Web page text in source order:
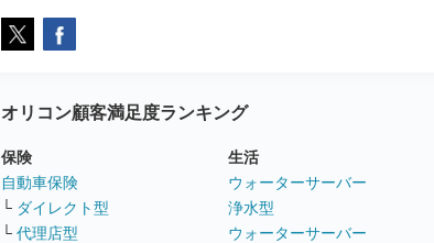
オリコン顧客満足度ランキング
保険
自動車保険
└ ダイレクト型
└ 代理店型
生活
ウォーターサーバー
浄水型
ウォーターサーバー